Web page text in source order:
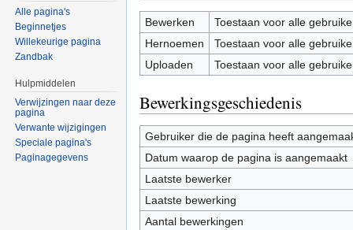
Bewerken
Toestaan voor alle
Hernoemen
Toestaan voor alle
Uploaden
Toestaan voor alle
Bewerkingsgeschiedenis
Gebruiker die de pagina heeft
Datum waarop de pagina is aangemaakt
Laatste bewerker
Laatste bewerking
Aantal bewerkingen
Alle pagina's
Beginnetjes
Willekeurige pagina
Zandbak
Hulpmiddelen
Verwijzingen naar deze
pagina
Verwante wijzigingen
Speciale pagina's
Paginagegevens